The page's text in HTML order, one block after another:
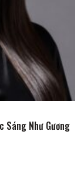
Sáng Như Gương